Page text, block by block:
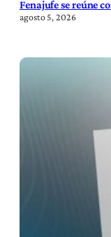
Fenajufe se reúne
agosto 5, 2026